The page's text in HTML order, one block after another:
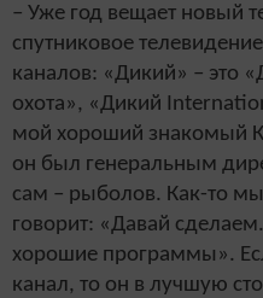
– Уже год вещает новый
спутниковое
каналов: «Дикий» – это
охота», «Дикий
мой хороший знакомый
он был генеральным
сам – рыболов. Как-то
говорит: «Давай
хорошие программы».
канал, то он в лучшую